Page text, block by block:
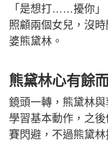
「是想打……擾你」
照顧兩個女兒，沒
婆熊黛林。
熊黛林心有餘
鏡頭一轉，熊黛林
學習基本動作，之
賽閃避，不過熊黛